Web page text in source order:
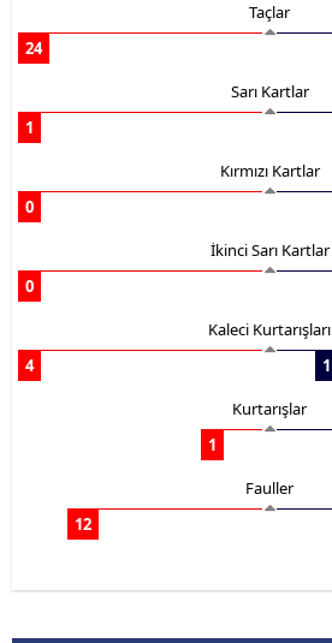
Taçlar
24
Sarı Kartlar
1
Kırmızı Kartlar
0
İkinci Sarı Kartlar
0
Kaleci Kurtarışları
4
1
Kurtarışlar
1
Fauller
12